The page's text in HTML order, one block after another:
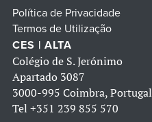
Política de Privacidade
Termos de Utilização
CES | ALTA
Colégio de S. Jerónimo
Apartado 3087
3000-995 Coimbra, Portugal
Tel +351 239 855 570